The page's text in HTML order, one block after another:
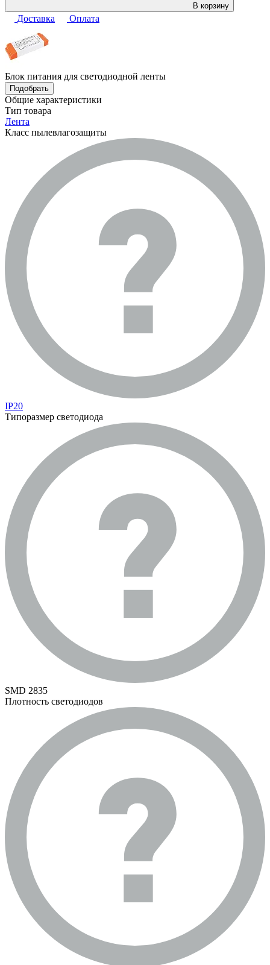
В корзину
Доставка Оплата
Блок питания для светодиодной ленты
Подобрать
Общие характеристики
Тип товара
Лента
Класс пылевлагозащиты
IP20
Типоразмер светодиода
SMD 2835
Плотность светодиодов